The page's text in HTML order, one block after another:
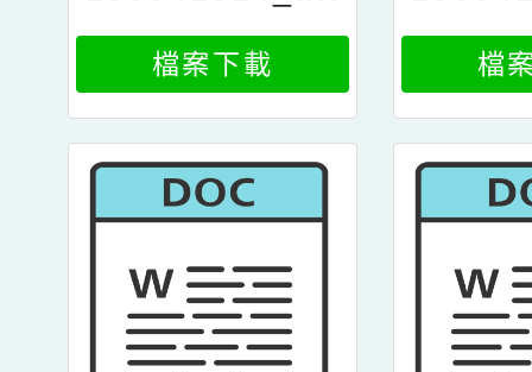
ach1
檔案下載 檔